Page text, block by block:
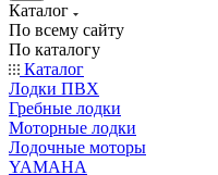
Каталог
По всему сайту
По каталогу
Каталог
Лодки ПВХ
Гребные лодки
Моторные лодки
Лодочные моторы
YAMAHA